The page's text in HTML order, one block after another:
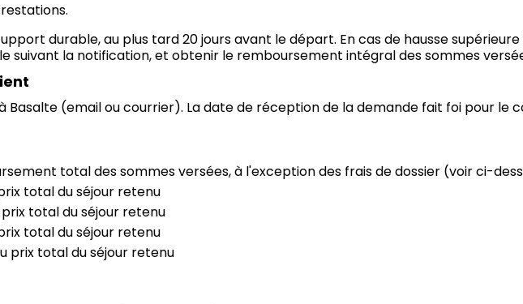
durable, au plus tard 20 jours avant le départ. En cas de hausse
suivant la notification, et obtenir le remboursement intégral des sommes
(email ou courrier). La date de réception de la demande fait foi pour le
total des sommes versées, à l'exception des frais de dossier (voir ci-
total du séjour retenu
total du séjour retenu
total du séjour retenu
prix total du séjour retenu